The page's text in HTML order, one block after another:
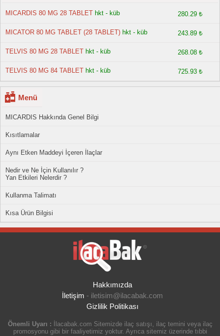
MICARDIS 80 MG 28 TABLET hkt - küb 280.29 ₺
MICATOR 80 MG TABLET (28 TABLET) hkt - küb 243.89 ₺
TELVIS 80 MG 28 TABLET hkt - küb 268.08 ₺
TELVIS 80 MG 84 TABLET hkt - küb 725.93 ₺
Menü
MICARDIS Hakkında Genel Bilgi
Kısıtlamalar
Aynı Etken Maddeyi İçeren İlaçlar
Nedir ve Ne İçin Kullanılır ?
Yan Etkileri Nelerdir ?
Kullanma Talimatı
Kısa Ürün Bilgisi
Hakkımızda
İletişim - iletisim@ilacabak.com
Gizlilik Politikası
Önemli Uyarı : İlacabak.com Sitemizde ilaç satışı, ilaç temini veya ilaç
promosyonu gibi bir faaliyetimiz yoktur. Ayrıca sitemiz üzerinde tıbbi